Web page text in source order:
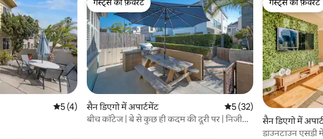
औसत रेटिंग 5 में से 5, 4 समीक्षाएँ
5 (4)
गेस्ट्स की फ़ेवरेट
गेस्ट्स की फ़ेवरेट
सैन डिएगो में अपार्टमेंट औसत रेटिंग 5 में से 5, 32
5 (32)
बीच कॉटेज | बे से कुछ ही कदम की दूरी पर | निजी
गेस्ट्स की फ़ेवरेट
गेस्ट्स की फ़ेवरेट
सैन डिएगो में
डाउनटाउन